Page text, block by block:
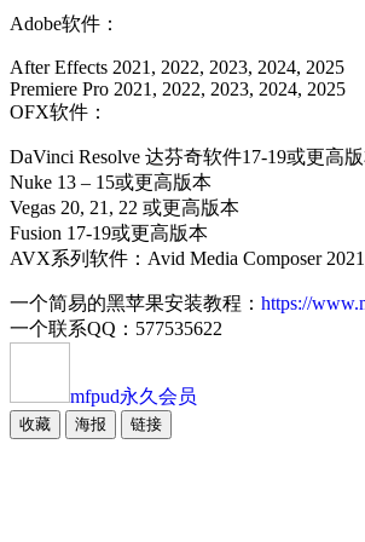
Adobe软件：
After Effects 2021, 2022, 2023, 2024, 2025
Premiere Pro 2021, 2022, 2023, 2024, 2025
OFX软件：
DaVinci Resolve 达芬奇软件17-19或更高
Nuke 13 – 15或更高版本
Vegas 20, 21, 22 或更高版本
Fusion 17-19或更高版本
AVX系列软件：Avid Media Composer
一个简易的黑苹果安装教程： https://
一个联系QQ：577535622
mfpud永久会员
收藏 海报 链接